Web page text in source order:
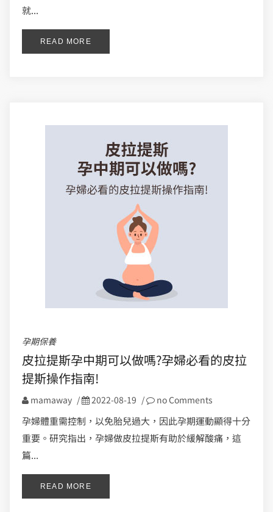
就...
READ MORE
孕期保養
皮拉提斯孕中期可以做嗎?孕婦必看的皮拉
提斯操作指南!
mamaway / 2022-08-19 / no Comments
孕婦體重需控制，以免胎兒過大，因此孕期運動顯得十分
重要。研究指出，孕婦做皮拉提斯有助於緩解酸痛，這
篇...
READ MORE